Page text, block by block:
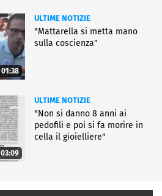
01:38
ULTIME NOTIZIE
"Mattarella si metta mano
sulla coscienza"
03:09
ULTIME NOTIZIE
"Non si danno 8 anni ai
pedofili e poi si fa morire in
cella il gioielliere"